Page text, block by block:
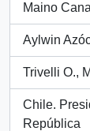
Maino
, 456
Aylwin
, 400
Trivelli O.,
, 376
Chile.
República
, 374